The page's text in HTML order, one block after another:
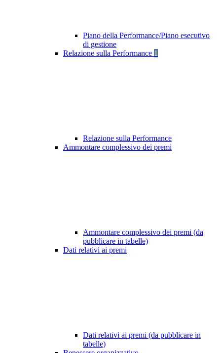
Piano della Performance/Piano esecutivo
di gestione
Relazione sulla Performance 1
Relazione sulla Performance
Ammontare complessivo dei premi
Ammontare complessivo dei premi (da
pubblicare in tabelle)
Dati relativi ai premi
Dati relativi ai premi (da pubblicare in
tabelle)